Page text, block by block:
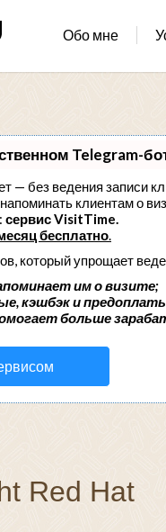
Обо мне
Telegram-
— без ведения записи
клиентам о
сервис VisitTime.
бесплатно.
который упрощает
им о визите;
кэшбэк и
больше
Red Hat